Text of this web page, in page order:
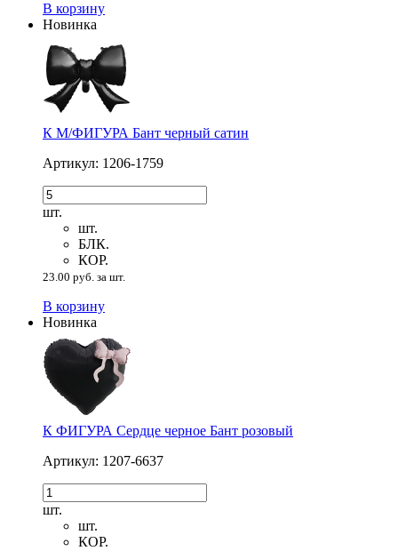
В корзину
Новинка
К М/ФИГУРА Бант черный сатин
Артикул: 1206-1759
шт.
шт.
БЛК.
КОР.
23.00 руб. за шт.
В корзину
Новинка
К ФИГУРА Сердце черное Бант розовый
Артикул: 1207-6637
шт.
шт.
КОР.